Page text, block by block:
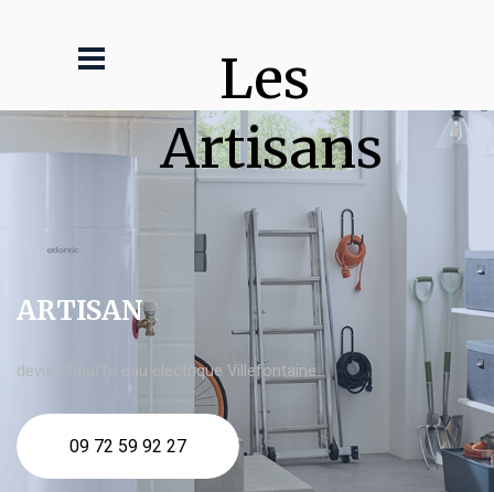
Les
Artisans
ARTISAN
devis Chauffe eau electrique Villefontaine
09 72 59 92 27